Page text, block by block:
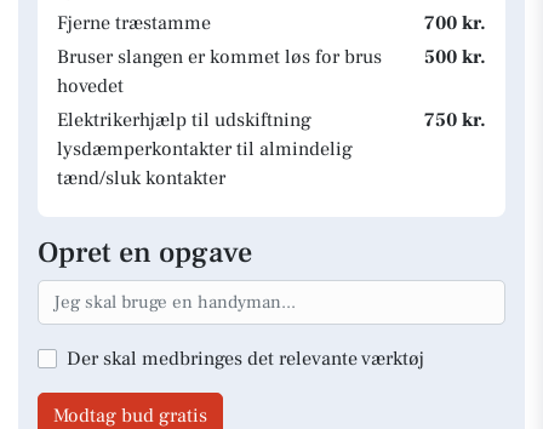
Fjerne træstamme
700 kr.
Bruser slangen er kommet løs for brus
hovedet
500 kr.
Elektrikerhjælp til udskiftning
lysdæmperkontakter til almindelig
tænd/sluk kontakter
750 kr.
Opret en opgave
Der skal medbringes det relevante værktøj
Modtag bud gratis